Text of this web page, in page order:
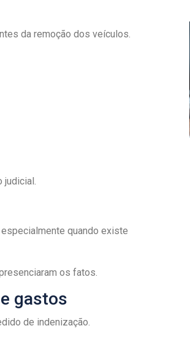
da remoção dos veículos.
judicial.
quando existe
os fatos.
gastos
de indenização.